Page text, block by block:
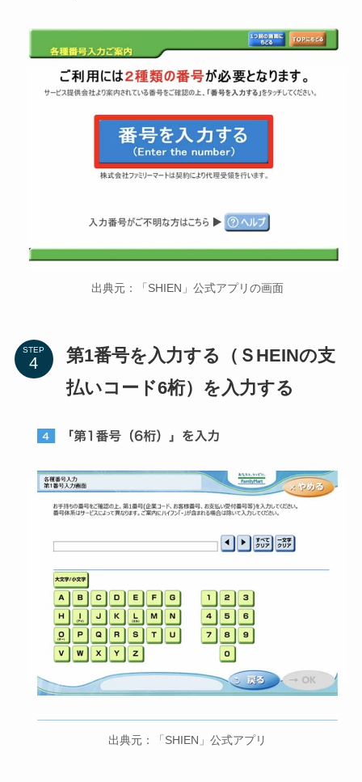
出典元：「SHIEN」公式アプリの画面
STEP
第1番号を入力する（ＳHEINの支
払いコード6桁）を入力する
出典元：「SHIEN」公式アプリ